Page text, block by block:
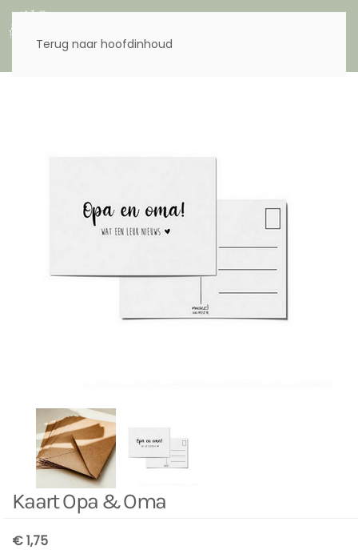
Terug naar hoofdinhoud
Kaart Opa & Oma
€ 1,75